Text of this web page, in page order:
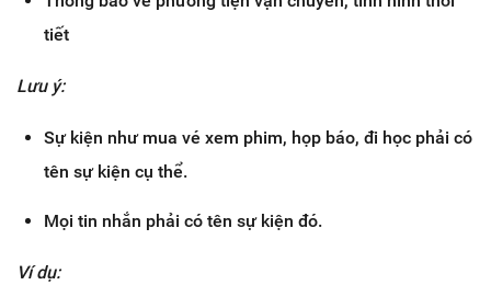
tiết
Lưu ý:
Sự kiện như mua vé xem phim, họp báo, đi học phải có
tên sự kiện cụ thể.
Mọi tin nhắn phải có tên sự kiện đó.
Ví dụ: